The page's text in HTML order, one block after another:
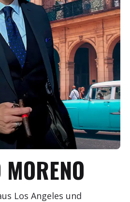
Los Angeles und